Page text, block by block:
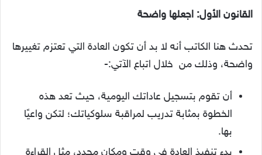
القانون الأول: اجعلها واضحة
تحدث هنا الكاتب أنه لا بد أن تكون العادة التي تعتزم تغييرها
واضحة، وذلك من خلال اتباع الآتي:-
أن تقوم بتسجيل عاداتك اليومية، حيث تعد هذه
الخطوة بمثابة تدريب لمراقبة سلوكياتك؛ لتكن واعيًا
بها.